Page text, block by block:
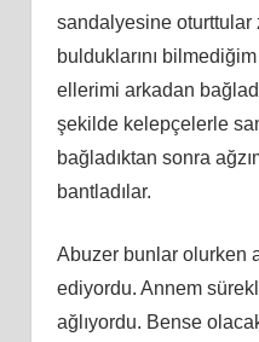
sandalyesine oturttular
bulduklarını
ellerimi arkadan
şekilde kelepçelerle
bağladıktan sonra
bantladılar.
Abuzer bunlar olurken
ediyordu. Annem
ağlıyordu. Bense